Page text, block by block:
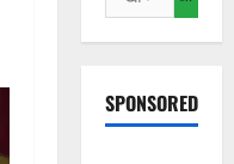
को
खोजें:
SPONSORED